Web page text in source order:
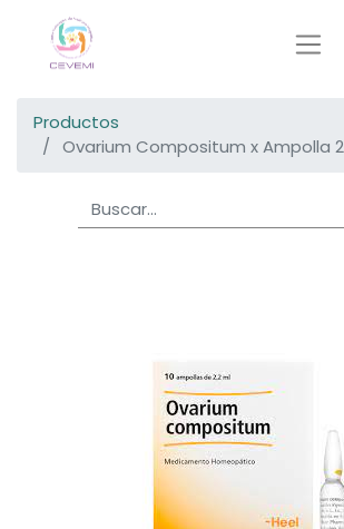
Productos
Ovarium Compositum x Ampolla